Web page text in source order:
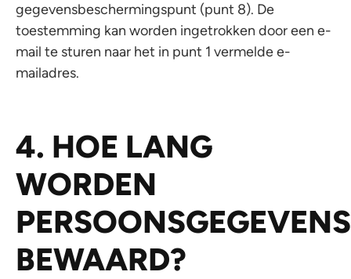
gegevensbeschermingspunt (punt 8). De
toestemming kan worden ingetrokken door een e-
mail te sturen naar het in punt 1 vermelde e-
mailadres.
4. HOE LANG
WORDEN
PERSOONSGEGEVENS
BEWAARD?